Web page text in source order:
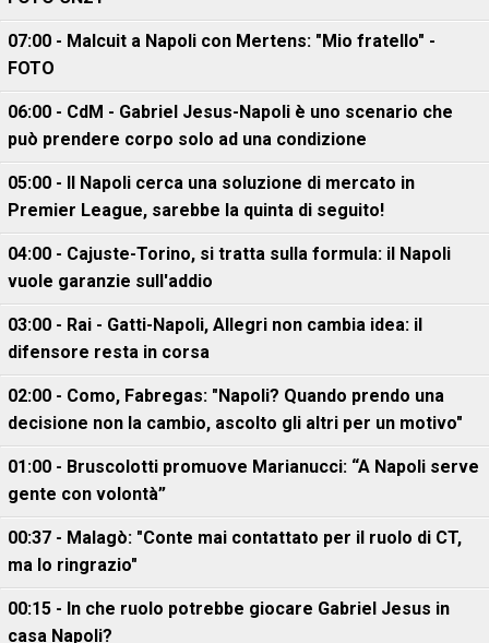
07:00 - Malcuit a Napoli con Mertens: "Mio fratello" -
FOTO
06:00 - CdM - Gabriel Jesus-Napoli è uno scenario che
può prendere corpo solo ad una condizione
05:00 - Il Napoli cerca una soluzione di mercato in
Premier League, sarebbe la quinta di seguito!
04:00 - Cajuste-Torino, si tratta sulla formula: il Napoli
vuole garanzie sull'addio
03:00 - Rai - Gatti-Napoli, Allegri non cambia idea: il
difensore resta in corsa
02:00 - Como, Fabregas: "Napoli? Quando prendo una
decisione non la cambio, ascolto gli altri per un motivo"
01:00 - Bruscolotti promuove Marianucci: “A Napoli serve
gente con volontà”
00:37 - Malagò: "Conte mai contattato per il ruolo di CT,
ma lo ringrazio"
00:15 - In che ruolo potrebbe giocare Gabriel Jesus in
casa Napoli?